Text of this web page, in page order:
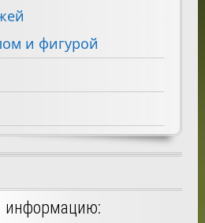
и фигурой
информацию: